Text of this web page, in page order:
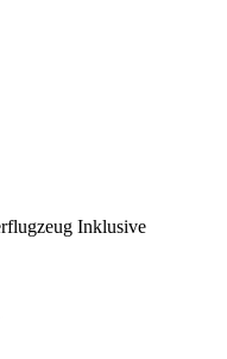
Inklusive